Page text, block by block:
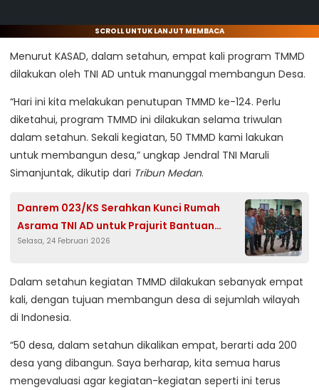
SCROLL UNTUK LANJUT MEMBACA
Menurut KASAD, dalam setahun, empat kali program TMMD
dilakukan oleh TNI AD untuk manunggal membangun Desa.
“Hari ini kita melakukan penutupan TMMD ke-124. Perlu
diketahui, program TMMD ini dilakukan selama triwulan
dalam setahun. Sekali kegiatan, 50 TMMD kami lakukan
untuk membangun desa,” ungkap Jendral TNI Maruli
Simanjuntak, dikutip dari Tribun Medan.
Danrem 023/KS Serahkan Kunci Rumah
Asrama TNI AD untuk Prajurit Bantuan
Kasad
Selasa, 24 Februari 2026
Dalam setahun kegiatan TMMD dilakukan sebanyak empat
kali, dengan tujuan membangun desa di sejumlah wilayah
di Indonesia.
“50 desa, dalam setahun dikalikan empat, berarti ada 200
desa yang dibangun. Saya berharap, kita semua harus
mengevaluasi agar kegiatan-kegiatan seperti ini terus